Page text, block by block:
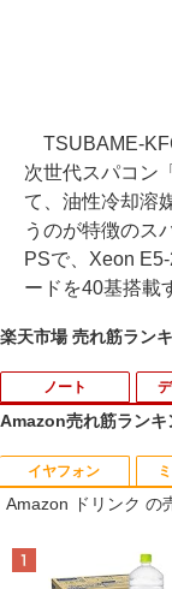
TSUBAME-
次世代スパコン
て、油性冷却溶
うのが特徴のス
PSで、Xeon
ードを40基搭載
楽天市場 売れ筋ラン
ノート
1
1
Amazon売れ筋ランキ
イヤフォン
Amazon ドリンク の